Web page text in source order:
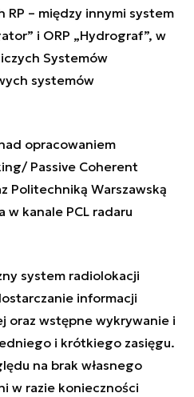
RP – między innymi system
i ORP „Hydrograf”, w
Systemów
systemów
opracowaniem
Passive Coherent
Politechniką Warszawską
kanale PCL radaru
system radiolokacji
informacji
oraz wstępne wykrywanie i
i krótkiego zasięgu.
na brak własnego
w razie konieczności